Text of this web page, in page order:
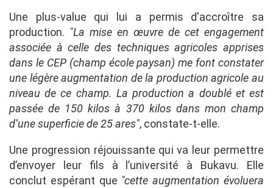
Une plus-value qui lui a permis d'accroître sa
production. "La mise en œuvre de cet engagement
associée à celle des techniques agricoles apprises
dans le CEP (champ école paysan) me font constater
une légère augmentation de la production agricole au
niveau de ce champ. La production a doublé et est
passée de 150 kilos à 370 kilos dans mon champ
d’une superficie de 25 ares", constate-t-elle.
Une progression réjouissante qui va leur permettre
d’envoyer leur fils à l’université à Bukavu. Elle
conclut espérant que "cette augmentation évoluera